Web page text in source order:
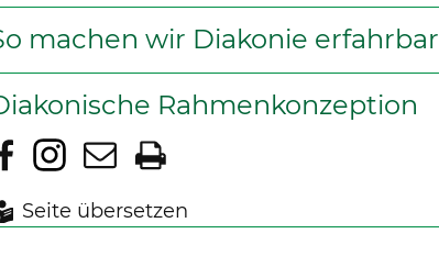
machen wir Diakonie erfahrbar
Rahmenkonzeption
Seite übersetzen